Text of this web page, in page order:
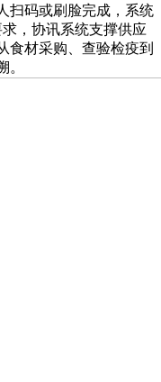
扫码或刷脸完成，系统
，协讯系统支撑供应
食材采购、查验检疫到
。